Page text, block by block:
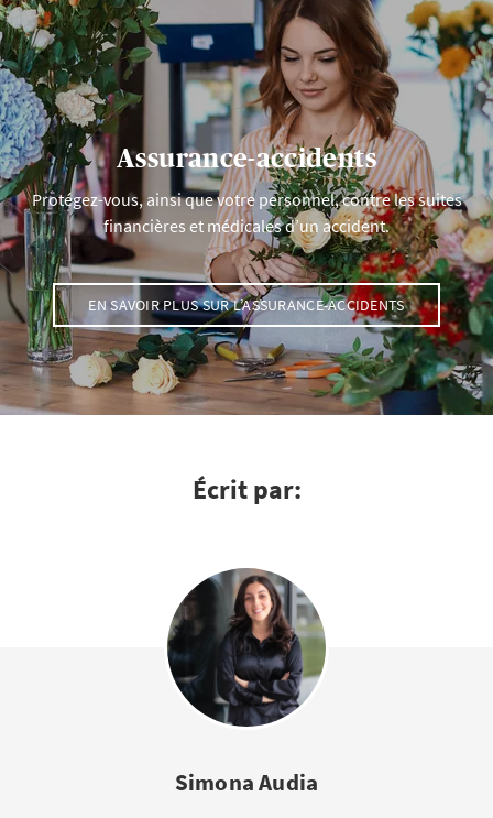
Assurance-accidents
Protégez-vous, ainsi que votre personnel, contre les suites
financières et médicales d’un accident.
EN SAVOIR PLUS SUR L’ASSURANCE-ACCIDENTS
Écrit par:
Simona Audia